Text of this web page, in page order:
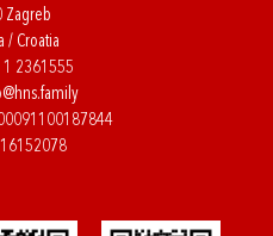
Zagreb
/ Croatia
2361555